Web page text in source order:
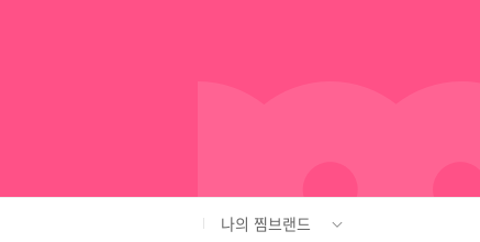
나의 찜브랜드